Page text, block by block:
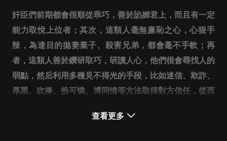
奸臣們前期都會很順從乖巧，善於諂媚君上，而且有一定
能力取悅上位者；其次，這類人毫無廉恥之心，心狠手
辣，為達目的拋妻棄子、殺害兄弟，都會毫不手軟；再
者，這類人善於鑽研取巧，研讀人心，他們很會尋找人的
弱點，然后利用多種見不得光的手段，比如迷信、欺詐、
厚黑、吹捧、扮可憐、博同情等方法取得對方信任，從而
本書打破了傳記和正史的羈絆，將民間傳說故事與歷史真
查看更多